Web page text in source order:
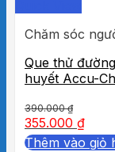
Chăm sóc
Que thử
huyết Accu-
390.000₫
355.000 ₫
Thêm vào giỏ